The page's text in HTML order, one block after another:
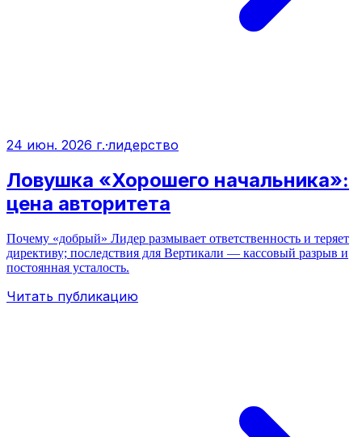
24 июн. 2026 г.·лидерство
Ловушка «Хорошего начальника»:
цена авторитета
Почему «добрый» Лидер размывает ответственность и теряет
директиву; последствия для Вертикали — кассовый разрыв и
постоянная усталость.
Читать публикацию